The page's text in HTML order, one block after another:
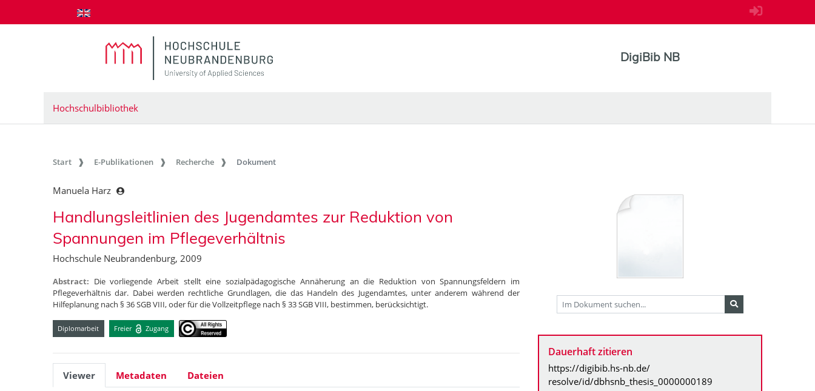
zum Inhalt springen
DigiBib NB
Hochschulbibliothek
Start E-Publikationen Recherche Dokument
Manuela Harz
Handlungsleitlinien des Jugendamtes zur Reduktion von
Spannungen im Pflegeverhältnis
Hochschule Neubrandenburg, 2009
Abstract: Die vorliegende Arbeit stellt eine sozialpädagogische Annäherung an die Reduktion von Spannungsfeldern im
Pflegeverhältnis dar. Dabei werden rechtliche Grundlagen, die das Handeln des Jugendamtes, unter anderem während der
Hilfeplanung nach § 36 SGB VIII, oder für die Vollzeitpflege nach § 33 SGB VIII, bestimmen, berücksichtigt.
Diplomarbeit Freier Zugang
Viewer Metadaten Dateien
Dauerhaft zitieren
https://digibib.hs-nb.de/
resolve/id/dbhsnb_thesis_0000000189